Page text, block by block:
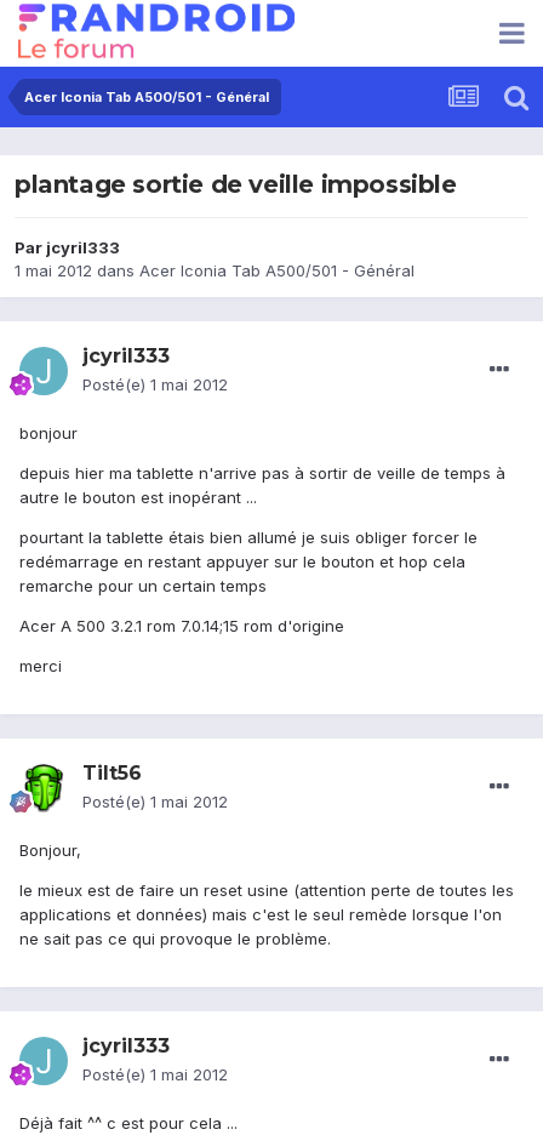
Acer Iconia Tab A500/501 - Général
plantage sortie de veille impossible
Par jcyril333
1 mai 2012 dans Acer Iconia Tab A500/501 - Général
jcyril333
Posté(e) 1 mai 2012
bonjour
depuis hier ma tablette n'arrive pas à sortir de veille de temps à
autre le bouton est inopérant ...
pourtant la tablette étais bien allumé je suis obliger forcer le
redémarrage en restant appuyer sur le bouton et hop cela
remarche pour un certain temps
Acer A 500 3.2.1 rom 7.0.14;15 rom d'origine
merci
Tilt56
Posté(e) 1 mai 2012
Bonjour,
le mieux est de faire un reset usine (attention perte de toutes les
applications et données) mais c'est le seul remède lorsque l'on
ne sait pas ce qui provoque le problème.
jcyril333
Posté(e) 1 mai 2012
Déjà fait ^^ c est pour cela ...